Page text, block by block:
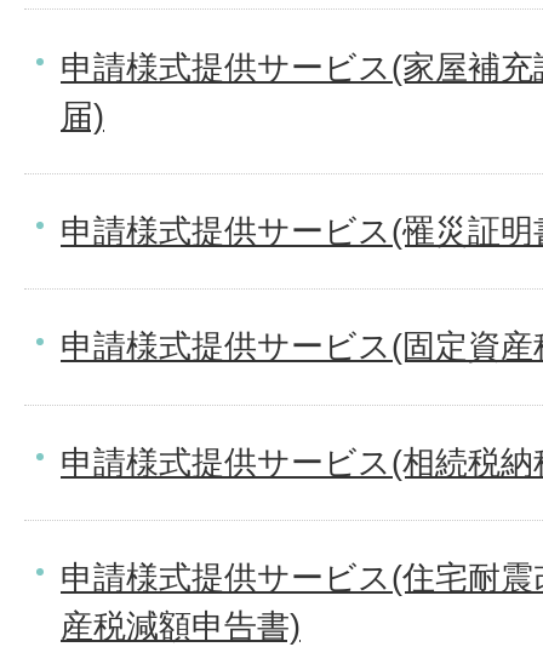
申請様式提供サービス(家屋補
届)
申請様式提供サービス(罹災証
申請様式提供サービス(固定資
申請様式提供サービス(相続税
申請様式提供サービス(住宅耐
産税減額申告書)